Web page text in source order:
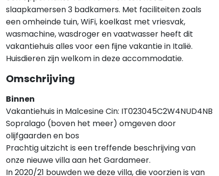
slaapkamersen 3 badkamers. Met faciliteiten zoals
een omheinde tuin, WiFi, koelkast met vriesvak,
wasmachine, wasdroger en vaatwasser heeft dit
vakantiehuis alles voor een fijne vakantie in Italië.
Huisdieren zijn welkom in deze accommodatie.
Omschrijving
Binnen
Vakantiehuis in Malcesine Cin: IT023045C2W4NUD4NB
Sopralago (boven het meer) omgeven door
olijfgaarden en bos
Prachtig uitzicht is een treffende beschrijving van
onze nieuwe villa aan het Gardameer.
In 2020/21 bouwden we deze villa, die voorzien is van